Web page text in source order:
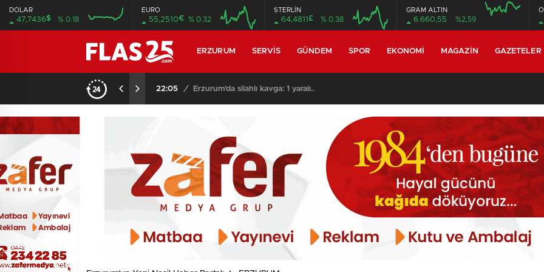
DOLAR
47,7436$ % 0.18
EURO
55,2510€ % 0.32
STERLİN
64,4811 £ % 0.38
GRAM ALTIN
6.660,55 %2,59
ERZURUM SERVIS GÜNDEM SPOR EKONOMI MAGAZIN GAZETELER
22:05 / Erzurum’da silahlı kavga: 1 yaralı..